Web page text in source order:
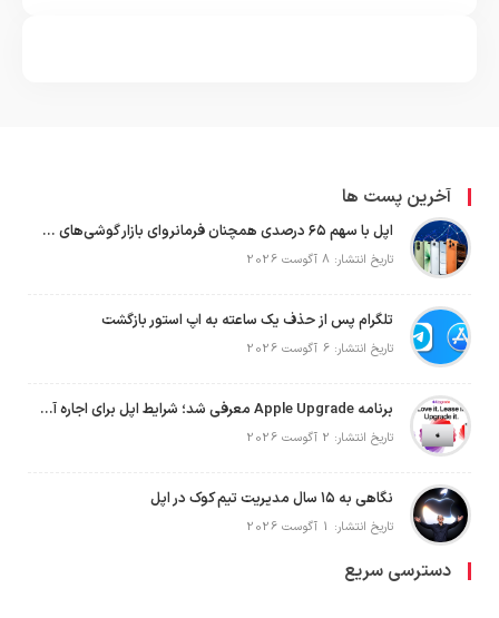
آخرین پست ها
اپل با سهم ۶۵ درصدی همچنان فرمانروای بازار گوشی‌های پریمیوم جهان است
تاریخ انتشار: 8 آگوست 2026
تلگرام پس از حذف یک ساعته به اپ استور بازگشت
تاریخ انتشار: 6 آگوست 2026
برنامه Apple Upgrade معرفی شد؛ شرایط اپل برای اجاره آیفون، آیپد، مک و اپل واچ
تاریخ انتشار: 2 آگوست 2026
نگاهی به ۱۵ سال مدیریت تیم کوک در اپل
تاریخ انتشار: 1 آگوست 2026
دسترسی سریع